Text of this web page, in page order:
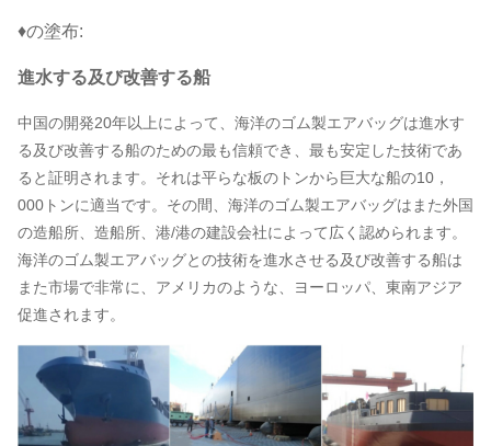
♦の塗布:
進水する及び改善する船
中国の開発20年以上によって、海洋のゴム製エアバッグは進水す
る及び改善する船のための最も信頼でき、最も安定した技術であ
ると証明されます。それは平らな板のトンから巨大な船の10，
000トンに適当です。その間、海洋のゴム製エアバッグはまた外国
の造船所、造船所、港/港の建設会社によって広く認められます。
海洋のゴム製エアバッグとの技術を進水させる及び改善する船は
また市場で非常に、アメリカのような、ヨーロッパ、東南アジア
促進されます。